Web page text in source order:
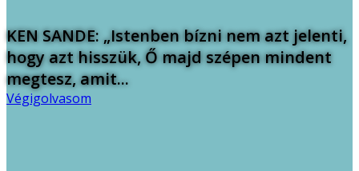
KEN SANDE: „Istenben bízni nem azt jelenti,
hogy azt hisszük, Ő majd szépen mindent
megtesz, amit...
Végigolvasom